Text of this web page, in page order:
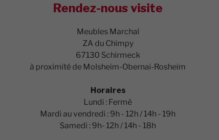
Rendez-nous visite
Meubles Marchal
ZA du Chimpy
67130 Schirmeck
à proximité de Molsheim-Obernai-Rosheim
Horaires
Lundi : Fermé
Mardi au vendredi : 9h - 12h / 14h - 19h
Samedi : 9h- 12h / 14h - 18h